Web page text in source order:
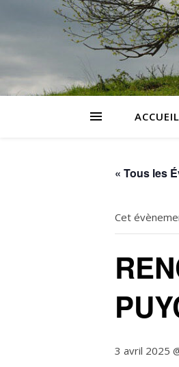
ACCUEIL
« Tous les
Cet
3 avril 2025